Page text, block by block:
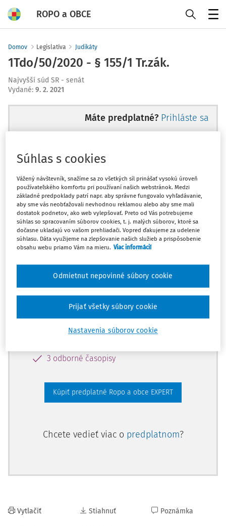
ROPO a OBCE
Domov Legislatíva Judikáty
1Tdo/50/2020 - § 155/1 Tr.zák.
Najvyšší súd SR - senát
Vydané: 9. 2. 2021
Máte predplatné? Prihláste sa
Tento dokument je len pre
predplatiteľov Ropo a obce
EXPERT.
Odomknite si prístup zakúpením
predplatného.
Vďaka tomu získate aj:
Vzory dokumentov
3 odborné časopisy
Kúpiť predplatné Ropo a obce EXPERT
Chcete vedieť viac o predplatnom?
Vytlačiť Stiahnuť Poznámka
Súhlas s cookies
Vážený návštevník, snažíme sa zo všetkých síl prinášať vysokú úroveň
používateľského komfortu pri používaní našich webstránok. Medzi
základné predpoklady patrí napr. aby správne fungovalo vyhľadávanie,
aby sme vás neobťažovali nevhodnou reklamou alebo aby sme mali
dostatok podnetov, ako web vylepšovať. Preto od Vás potrebujeme
súhlas so spracovaním súborov cookies, t. j. malých súborov, ktoré sa
dočasne ukladajú vo vašom prehliadači. Vopred ďakujeme za udelenie
súhlasu. Dáta využijeme na zlepšovanie našich služieb a prispôsobenie
obsahu webu priamo Vám na mieru. Viac informácií
Nastavenia súborov cookie
Odmietnut nepovinné súbory cookie
Prijať všetky súbory cookie